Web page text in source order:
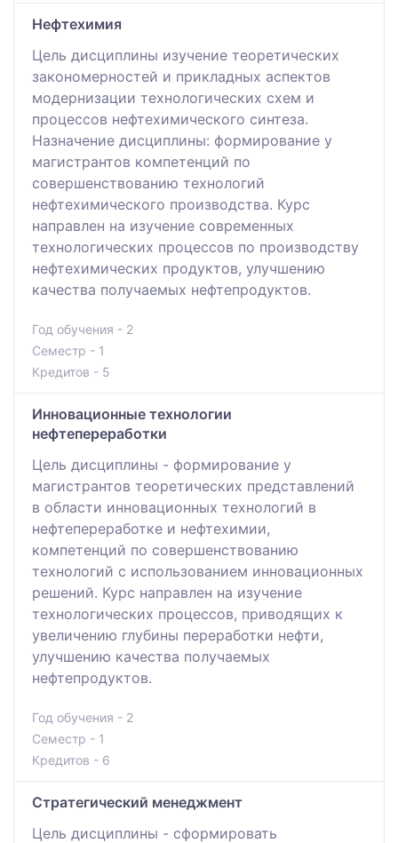
Нефтехимия
Цель дисциплины изучение теоретических
закономерностей и прикладных аспектов
модернизации технологических схем и
процессов нефтехимического синтеза.
Назначение дисциплины: формирование у
магистрантов компетенций по
совершенствованию технологий
нефтехимического производства. Курс
направлен на изучение современных
технологических процессов по производству
нефтехимических продуктов, улучшению
качества получаемых нефтепродуктов.
Год обучения - 2
Семестр - 1
Кредитов - 5
Инновационные технологии
нефтепереработки
Цель дисциплины - формирование у
магистрантов теоретических представлений
в области инновационных технологий в
нефтепереработке и нефтехимии,
компетенций по совершенствованию
технологий с использованием инновационных
решений. Курс направлен на изучение
технологических процессов, приводящих к
увеличению глубины переработки нефти,
улучшению качества получаемых
нефтепродуктов.
Год обучения - 2
Семестр - 1
Кредитов - 6
Стратегический менеджмент
Цель дисциплины - сформировать